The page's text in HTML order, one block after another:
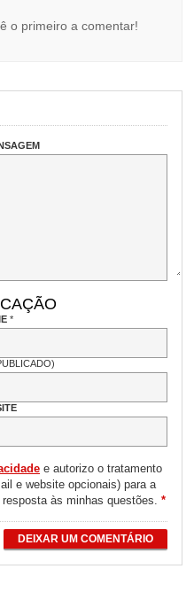
o primeiro a comentar!
*
e autorizo o tratamento
e website opcionais) para a
às minhas questões.*
DEIXAR UM COMENTÁRIO